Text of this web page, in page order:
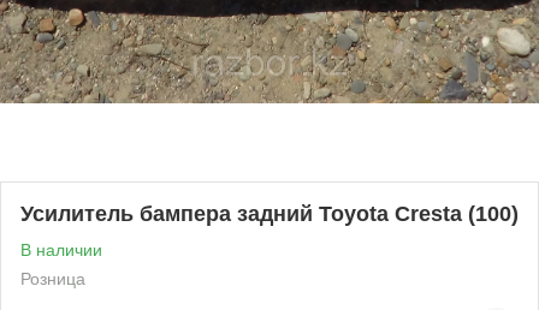
Усилитель бампера задний Toyota Cresta (100)
В наличии
Розница